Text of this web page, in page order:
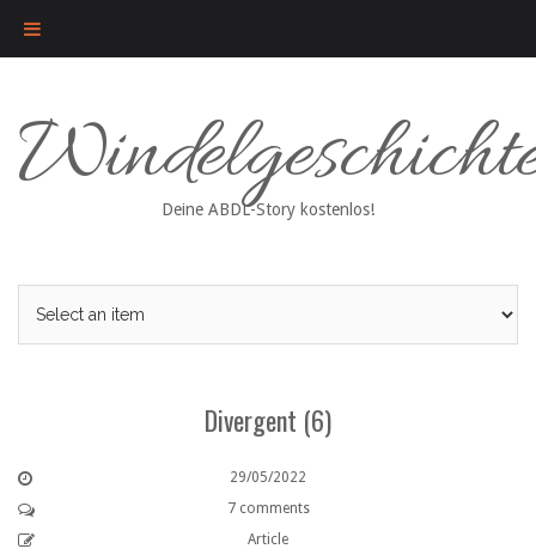
content
Deine ABDL-Story kostenlos!
Divergent (6)
29/05/2022
7 comments
Article